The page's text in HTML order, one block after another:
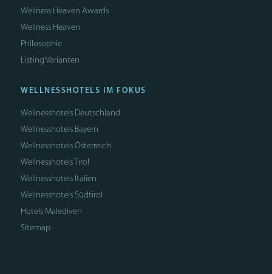
Wellness Heaven Awards
Wellness Heaven
Philosophie
Listing Varianten
WELLNESSHOTELS IM FOKUS
Wellnesshotels Deutschland
Wellnesshotels Bayern
Wellnesshotels Österreich
Wellnesshotels Tirol
Wellnesshotels Italien
Wellnesshotels Südtirol
Hotels Malediven
Sitemap